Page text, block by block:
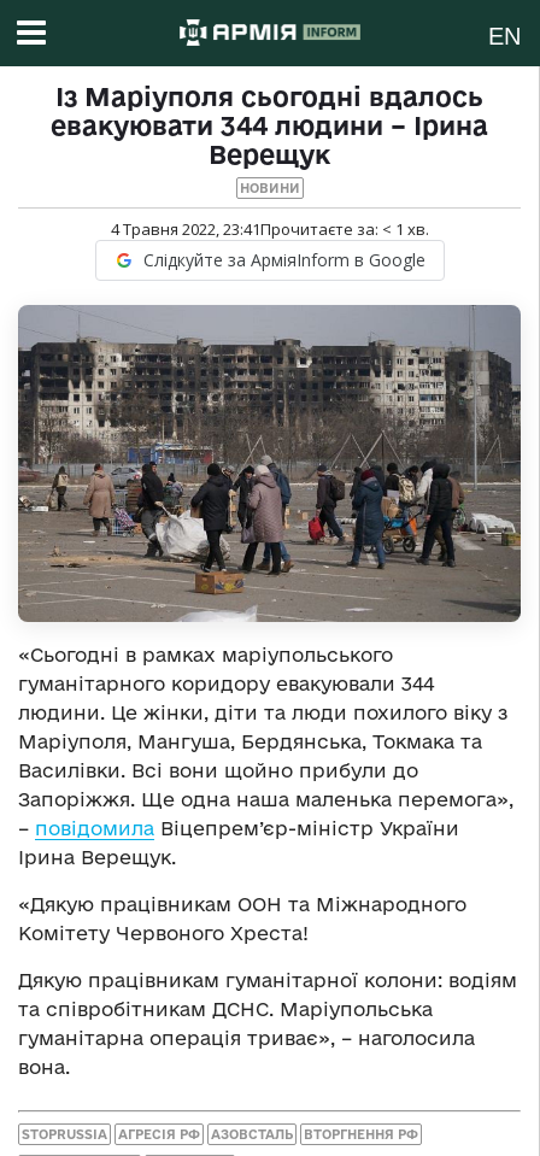
EN
Із Маріуполя сьогодні вдалось
евакуювати 344 людини – Ірина
Верещук
НОВИНИ
4 Травня 2022, 23:41Прочитаєте за: < 1 хв.
Слідкуйте за АрміяInform в Google
«Сьогодні в рамках маріупольського
гуманітарного коридору евакуювали 344
людини. Це жінки, діти та люди похилого віку з
Маріуполя, Мангуша, Бердянська, Токмака та
Василівки. Всі вони щойно прибули до
Запоріжжя. Ще одна наша маленька перемога»,
– повідомила Віцепрем’єр-міністр України
Ірина Верещук.
«Дякую працівникам ООН та Міжнародного
Комітету Червоного Хреста!
Дякую працівникам гуманітарної колони: водіям
та співробітникам ДСНС. Маріупольська
гуманітарна операція триває», – наголосила
вона.
STOPRUSSIA АГРЕСІЯ РФ АЗОВСТАЛЬ ВТОРГНЕННЯ РФ